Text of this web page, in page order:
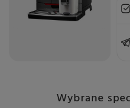
Wybrane